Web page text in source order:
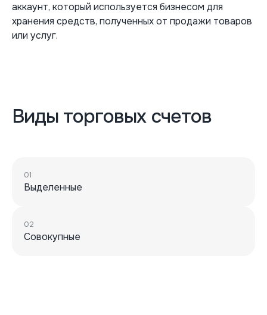
аккаунт, который используется бизнесом для
хранения средств, полученных от продажи товаров
или услуг.
Виды торговых счетов
01
Выделенные
02
Совокупные